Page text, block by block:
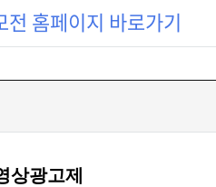
전 홈페이지 바로가기
상광고제